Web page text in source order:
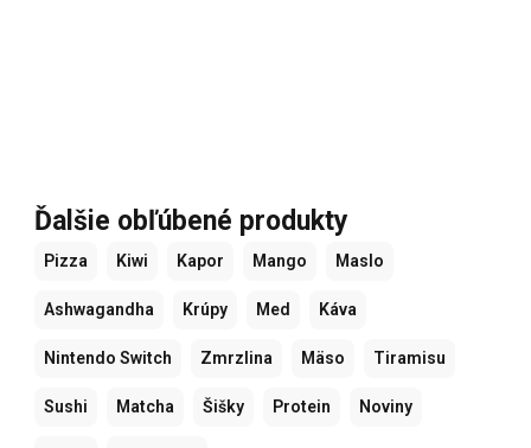
Ďalšie obľúbené produkty
Pizza Kiwi Kapor Mango Maslo
Ashwagandha Krúpy Med Káva
Nintendo Switch Zmrzlina Mäso Tiramisu
Sushi Matcha Šišky Protein Noviny